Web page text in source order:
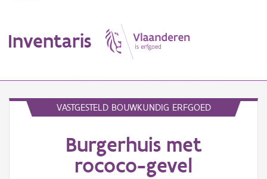
Inventaris
Aanduidingsobject
VASTGESTELD BOUWKUNDIG ERFGOED
Burgerhuis met
rococo-gevel